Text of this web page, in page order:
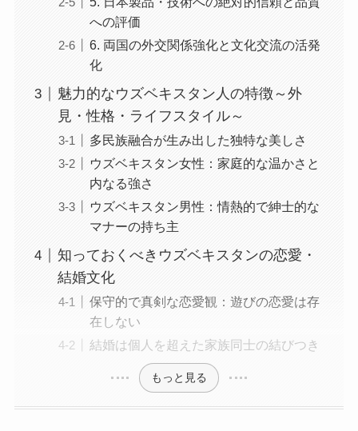
への評価
6. 両国の外交関係強化と文化交流の活発
化
魅力的なウズベキスタン人の特徴～外
見・性格・ライフスタイル～
多民族融合が生み出した独特な美しさ
ウズベキスタン女性：家庭的な温かさと
内なる強さ
ウズベキスタン男性：情熱的で紳士的な
マナーの持ち主
知っておくべきウズベキスタンの恋愛・
結婚文化
保守的で真剣な恋愛観：遊びの恋愛は存
在しない
結婚は個人を超えた家族同士の結びつき
もっと見る